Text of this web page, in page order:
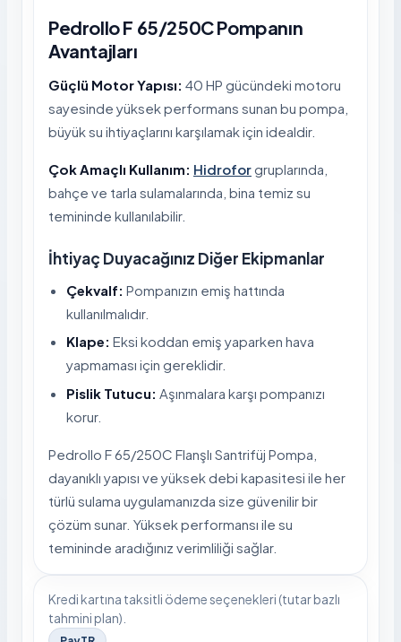
Pedrollo F 65/250C Pompanın
Avantajları
Güçlü Motor Yapısı: 40 HP gücündeki motoru
sayesinde yüksek performans sunan bu pompa,
büyük su ihtiyaçlarını karşılamak için idealdir.
Çok Amaçlı Kullanım: Hidrofor gruplarında,
bahçe ve tarla sulamalarında, bina temiz su
temininde kullanılabilir.
İhtiyaç Duyacağınız Diğer Ekipmanlar
Çekvalf: Pompanızın emiş hattında
kullanılmalıdır.
Klape: Eksi koddan emiş yaparken hava
yapmaması için gereklidir.
Pislik Tutucu: Aşınmalara karşı pompanızı
korur.
Pedrollo F 65/250C Flanşlı Santrifüj Pompa,
dayanıklı yapısı ve yüksek debi kapasitesi ile her
türlü sulama uygulamanızda size güvenilir bir
çözüm sunar. Yüksek performansı ile su
temininde aradığınız verimliliği sağlar.
Kredi kartına taksitli ödeme seçenekleri (tutar bazlı
tahmini plan).